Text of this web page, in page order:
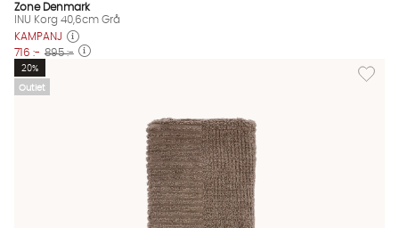
Zone Denmark
INU Korg 40,6cm Grå
KAMPANJ
716 :- 895 :-
Outlet
Lägg
20%